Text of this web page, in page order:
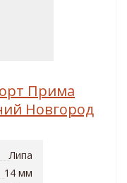
Прима
Новгород
Липа
14 мм